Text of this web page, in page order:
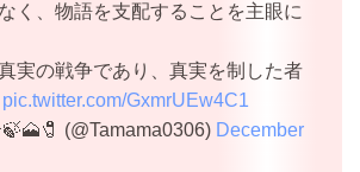
く、物語を支配することを主眼に
実の戦争であり、真実を制した者
pic.twitter.com/GxmrUEw4C1
(@Tamama0306) December